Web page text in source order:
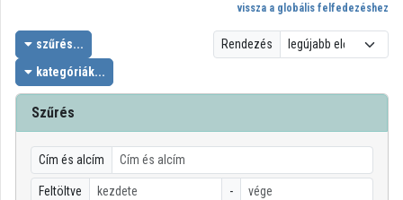
MINDENTUDÁS
EGYETEME
Intézményi kezdőlap
Bejelentkezés
Intézményi felfedezés
vissza a globális felfedezéshez
szűrés...
kategóriák...
Rendezés
Szűrés
Cím és alcím
Feltöltve -